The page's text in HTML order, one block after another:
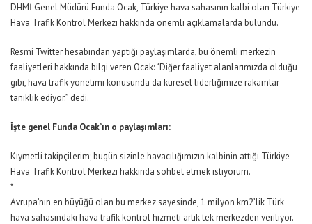
DHMİ Genel Müdürü Funda Ocak, Türkiye hava sahasının kalbi olan Türkiye
Hava Trafik Kontrol Merkezi hakkında önemli açıklamalarda bulundu.
Resmi Twitter hesabından yaptığı paylaşımlarda, bu önemli merkezin
faaliyetleri hakkında bilgi veren Ocak: “Diğer faaliyet alanlarımızda olduğu
gibi, hava trafik yönetimi konusunda da küresel liderliğimize rakamlar
tanıklık ediyor.” dedi.
İşte genel Funda Ocak’ın o paylaşımları:
Kıymetli takipçilerim; bugün sizinle havacılığımızın kalbinin attığı Türkiye
Hava Trafik Kontrol Merkezi hakkında sohbet etmek istiyorum.
*
Avrupa’nın en büyüğü olan bu merkez sayesinde, 1 milyon km2’lik Türk
hava sahasındaki hava trafik kontrol hizmeti artık tek merkezden veriliyor.